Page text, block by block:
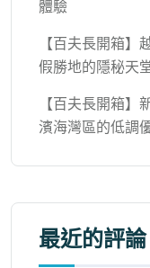
體驗
【百夫長開箱
假勝地的隱秘天
【百夫長開箱】
濱海灣區的低調
最近的評論